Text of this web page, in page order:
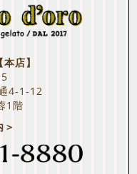
店】
4-1-12
1階